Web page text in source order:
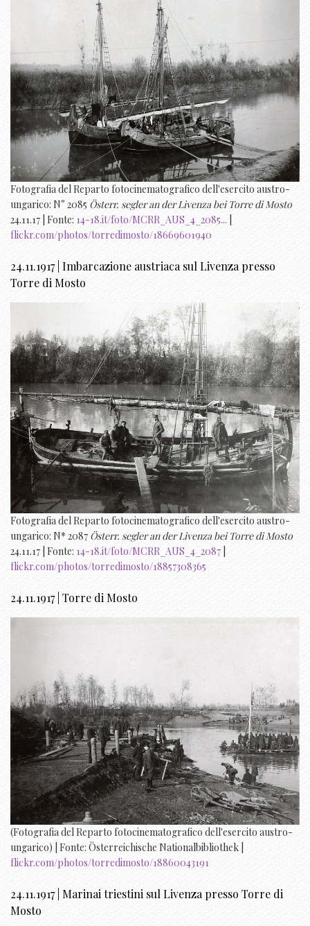
Fotografia del Reparto fotocinematografico dell'esercito austro-
ungarico: N° 2085 Österr. segler an der Livenza bei Torre di Mosto
24.11.17 | Fonte: 14-18.it/foto/MCRR_AUS_4_2085...
flickr.com/photos/torredimosto/18669601940
24.11.1917 | Imbarcazione austriaca sul Livenza presso
Torre di Mosto
Fotografia del Reparto fotocinematografico dell'esercito austro-
ungarico: N* 2087 Österr. segler an der Livenza bei Torre di Mosto
24.11.17 | Fonte: 14-18.it/foto/MCRR_AUS_4_2087
flickr.com/photos/torredimosto/18857308365
24.11.1917 | Torre di Mosto
(Fotografia del Reparto fotocinematografico dell'esercito austro-
ungarico) | Fonte: Österreichische Nationalbibliothek |
flickr.com/photos/torredimosto/18860043191
24.11.1917 | Marinai triestini sul Livenza presso Torre di
Mosto